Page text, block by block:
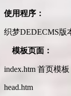
使用程序：
织梦DEDECMS版
模板页面：
index.htm 首页模板
head.htm